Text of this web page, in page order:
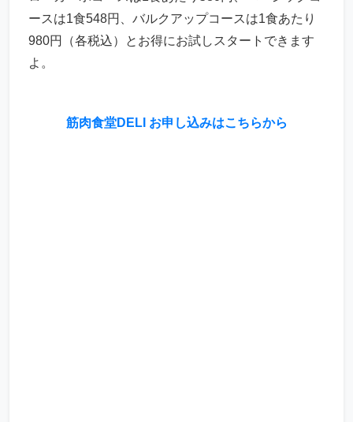
ースは1食548円、バルクアップコースは1食あたり
980円（各税込）とお得にお試しスタートできます
よ。
筋肉食堂DELI お申し込みはこちらから